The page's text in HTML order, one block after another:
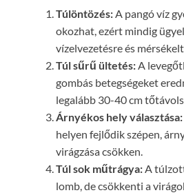
Túlöntözés:A pangó víz
okozhat, ezért mindig
vízelvezetésre és
Túl sűrű ültetés:A
gombás betegségeket
legalább 30-40 cm
Árnyékos hely választása:
helyen fejlődik szépen,
virágzása csökken.
Túl sok műtrágya:A
lomb, de csökkenti a